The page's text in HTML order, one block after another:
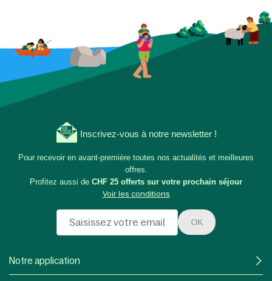
Inscrivez-vous à notre newsletter !
Pour recevoir en avant-première toutes nos actualités et meilleures
offres.
Profitez aussi de CHF 25 offerts sur votre prochain séjour
Voir les conditions
OK
Notre application